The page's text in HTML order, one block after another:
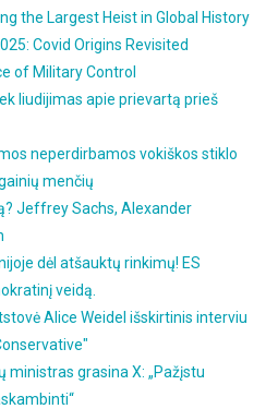
the Largest Heist in Global History
Covid Origins Revisited
of Military Control
liudijimas apie prievartą prieš
neperdirbamos vokiškos stiklo
menčių
Jeffrey Sachs, Alexander
dėl atšauktų rinkimų! ES
veidą.
Alice Weidel išskirtinis interviu
ministras grasina X: „Pažįstu